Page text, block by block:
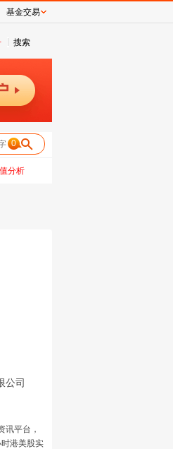
搜索
0
分析
公司
讯平台，
港美股实
基金交易